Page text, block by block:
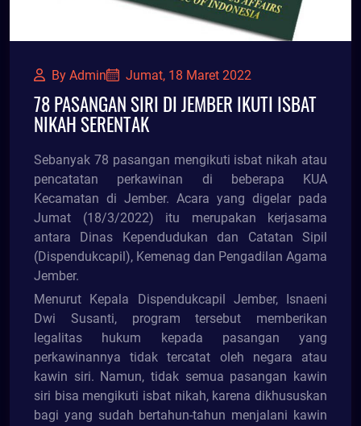
By Admin Jumat, 18 Maret 2022
78 PASANGAN SIRI DI JEMBER IKUTI ISBAT
NIKAH SERENTAK
Sebanyak 78 pasangan mengikuti isbat nikah atau
pencatatan perkawinan di beberapa KUA
Kecamatan di Jember. Acara yang digelar pada
Jumat (18/3/2022) itu merupakan kerjasama
antara Dinas Kependudukan dan Catatan Sipil
(Dispendukcapil), Kemenag dan Pengadilan Agama
Jember.
Menurut Kepala Dispendukcapil Jember, Isnaeni
Dwi Susanti, program tersebut memberikan
legalitas hukum kepada pasangan yang
perkawinannya tidak tercatat oleh negara atau
kawin siri. Namun, tidak semua pasangan kawin
siri bisa mengikuti isbat nikah, karena dikhususkan
bagi yang sudah bertahun-tahun menjalani kawin